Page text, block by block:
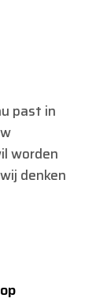
past in
worden
denken